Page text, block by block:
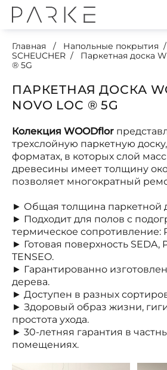
Главная Напольные покрытия
SCHEUCHER
Паркетная доска
® 5G
ПАРКЕТНАЯ ДОСКА
NOVO LOC ® 5G
Колекция WOODflor
трехслойную паркетную
форматах, в которых слой
древесины имеет толщину
позволяет многократный
► Общая толщина паркетной
​► Подходит для полов с
термическое сопротивление:
► Готовая поверхность SEDA,
TENSEO.
► Гарантированно
дерева.
► Доступен в разных
► Здоровый образ жизни,
простота ухода.
► 30-летняя гарантия в
помещениях.